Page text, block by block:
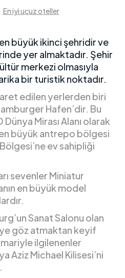
En iyi ucuz oteller
büyük ikinci şehridir ve
yer almaktadır. Şehir
merkezi olmasıyla
bir turistik noktadır.
edilen yerlerden biri
Hafen’dir. Bu
Mirası Alanı olarak
büyük antrepo bölgesi
ev sahipliği
sevenler Miniatur
en büyük model
Sanat Salonu olan
göz atmaktan keyif
ilgilenenler
Aziz Michael Kilisesi’ni